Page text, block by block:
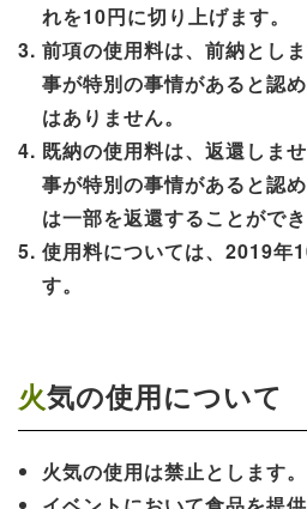
れを10円に切り上げます。
前項の使用料は、前納とし
事が特別の事情があると認
はありません。
既納の使用料は、返還しま
事が特別の事情があると認
は一部を返還することができ
使用料については、2019年
す。
火気の使用について
火気の使用は禁止とします。